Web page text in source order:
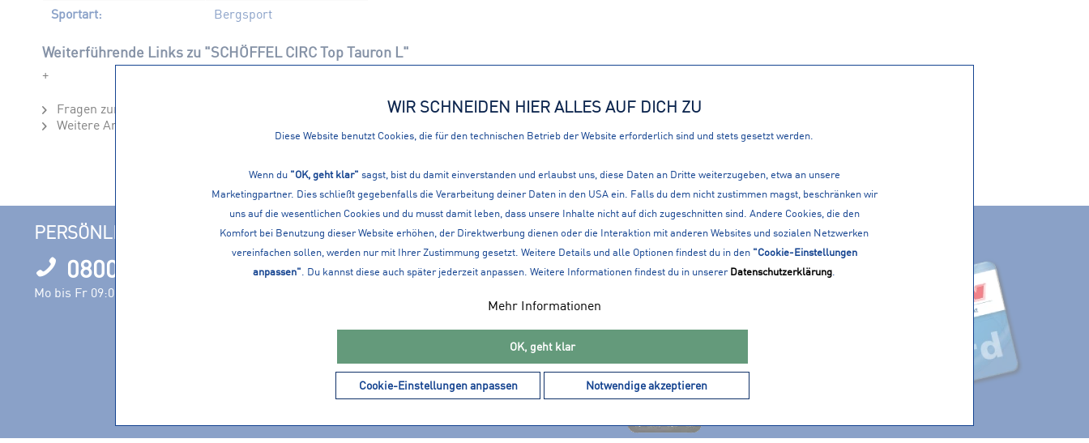
Sportart:
Bergsport
Weiterführende Links zu "SCHÖFFEL CIRC Top Tauron L"
+
Fragen zum Artikel?
Weitere Artikel von SCHÖFFEL
PERSÖNLICHE BERATUNG
0800 1000120
Mo bis Fr 09:00 – 17:00 Uhr
INFORMATIONEN
Filialen
Servicevielfalt
360° SERVICE
LOKAL, IM WEB ALS APP!
ACTIVE CARD
WIR SCHNEIDEN HIER ALLES AUF DICH ZU
Diese Website benutzt Cookies, die für den technischen Betrieb der Website erforderlich sind und stets gesetzt werden.
Wenn du "OK, geht klar" sagst, bist du damit einverstanden und erlaubst uns, diese Daten an Dritte weiterzugeben, etwa an unsere
Marketingpartner. Dies schließt gegebenfalls die Verarbeitung deiner Daten in den USA ein. Falls du dem nicht zustimmen magst, beschränken wir
uns auf die wesentlichen Cookies und du musst damit leben, dass unsere Inhalte nicht auf dich zugeschnitten sind. Andere Cookies, die den
Komfort bei Benutzung dieser Website erhöhen, der Direktwerbung dienen oder die Interaktion mit anderen Websites und sozialen Netzwerken
vereinfachen sollen, werden nur mit Ihrer Zustimmung gesetzt. Weitere Details und alle Optionen findest du in den "Cookie-Einstellungen
anpassen" . Du kannst diese auch später jederzeit anpassen. Weitere Informationen findest du in unsererDatenschutzerklärung
Mehr Informationen
OK, geht klar
Cookie-Einstellungen anpassen Notwendige akzeptieren